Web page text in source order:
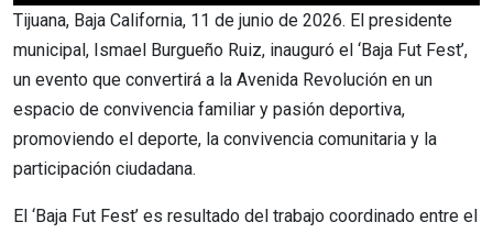
Tijuana, Baja California, 11 de junio de 2026. El presidente
municipal, Ismael Burgueño Ruiz, inauguró el ‘Baja Fut Fest’,
un evento que convertirá a la Avenida Revolución en un
espacio de convivencia familiar y pasión deportiva,
promoviendo el deporte, la convivencia comunitaria y la
participación ciudadana.
El ‘Baja Fut Fest’ es resultado del trabajo coordinado entre el